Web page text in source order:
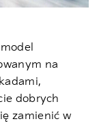
na
dobrych
zamienić w